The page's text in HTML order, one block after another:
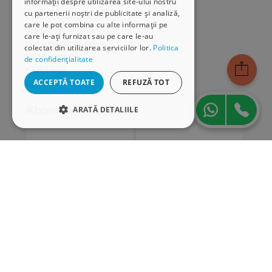
cu partenerii noștri de publicitate și analiză,
care le pot combina cu alte informații pe
care le-ați furnizat sau pe care le-au
colectat din utilizarea serviciilor lor. Politica
de confidențialitate
ACCEPTĂ TOATE REFUZĂ TOT
ARATĂ DETALIILE
Comunitatea Hamangiu
Cum comand online
Modalități de plată
Livrarea produselor
SEAP/SICAP
Hartă site
Cariere
Abonare newsletter